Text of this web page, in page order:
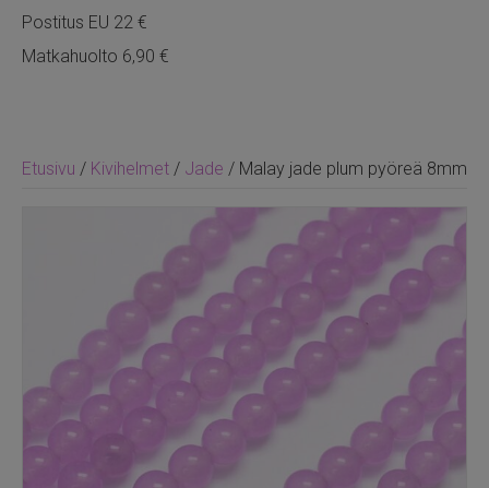
Etusivu / Kivihelmet / Jade / Malay jade plum pyöreä 8mm
Postitus EU 22 €
Matkahuolto 6,90 €